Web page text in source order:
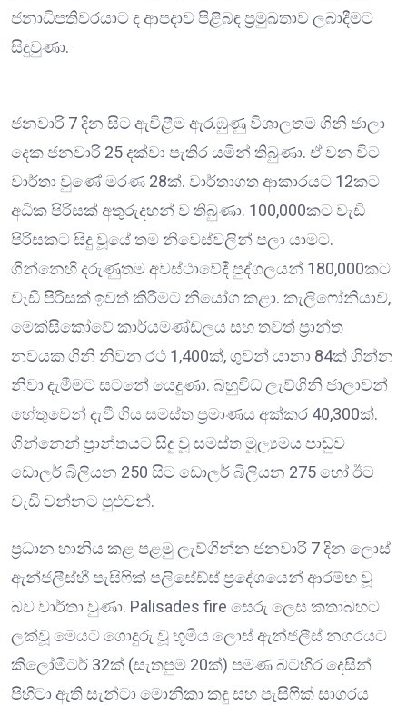
ජනාධිපතිවරයාට ද ආපදාව පිළිබඳ ප්‍රමුඛතාව ලබාදීමට
සිදුවුණා.
ජනවාරි 7 දින සිට ඇවිළීම ඇරැඹුණු විශාලතම ගිනි ජාලා
දෙක ජනවාරි 25 දක්වා පැතිර යමින් තිබුණා. ඒ වන විට
වාර්තා වුණේ මරණ 28ක්. වාර්තාගත ආකාරයට 12කට
අධික පිරිසක් අතුරුදහන් ව තිබුණා. 100,000කට වැඩි
පිරිසකට සිදු වූයේ තම නිවෙස්වලින් පලා යාමට.
ගින්නෙහි දරුණුතම අවස්ථාවේදී පුද්ගලයන් 180,000කට
වැඩි පිරිසක් ඉවත් කිරීමට නියෝග කළා. කැලිෆෝනියාව,
මෙක්සිකෝවේ කාර්යමණ්ඩලය සහ තවත් ප්‍රාන්ත
නවයක ගිනි නිවන රථ 1,400ක්, ගුවන් යානා 84ක් ගින්න
නිවා දැමීමට සටනේ යෙදුණා. බහුවිධ ලැව්ගිනි ජාලාවන්
හේතුවෙන් දැවී ගිය සමස්ත ප්‍රමාණය අක්කර 40,300ක්.
ගින්නෙන් ප්‍රාන්තයට සිදු වූ සමස්ත මූල්‍යමය පාඩුව
ඩොලර් බිලියන 250 සිට ඩොලර් බිලියන 275 හෝ ඊට
වැඩි වන්නට පුළුවන්.
ප්‍රධාන හානිය කළ පළමු ලැව්ගින්න ජනවාරි 7 දින ලොස්
ඇන්ජලීස්හී පැසිෆික් පලිසේඩ්ස් ප්‍රදේශයෙන් ආරම්භ වූ
බව වාර්තා වුණා. Palisades fire සෙරු ලෙස කතාබහට
ලක්වූ මෙයට ගොදුරු වූ භූමිය ලොස් ඇන්ජලීස් නගරයට
කිලෝමීටර් 32ක් (සැතපුම් 20ක්) පමණ බටහිර දෙසින්
පිහිටා ඇති සැන්ටා මොනිකා කඳු සහ පැසිෆික් සාගරය